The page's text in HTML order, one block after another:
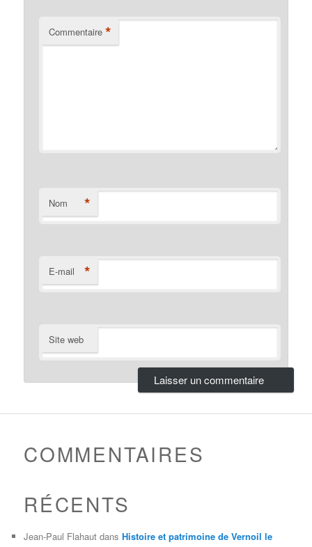
Commentaire *
Nom *
E-mail *
Site web
COMMENTAIRES
RÉCENTS
Jean-Paul Flahaut dansHistoire et patrimoine de Vernoil le